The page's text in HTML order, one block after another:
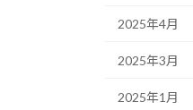
2025年4月
2025年3月
2025年1月